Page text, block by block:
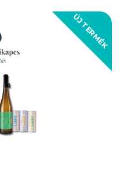
ÚJ TERMÉK